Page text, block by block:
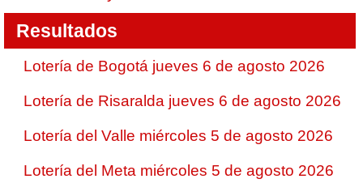
Resultados
Lotería de Bogotá jueves 6 de agosto 2026
Lotería de Risaralda jueves 6 de agosto 2026
Lotería del Valle miércoles 5 de agosto 2026
Lotería del Meta miércoles 5 de agosto 2026